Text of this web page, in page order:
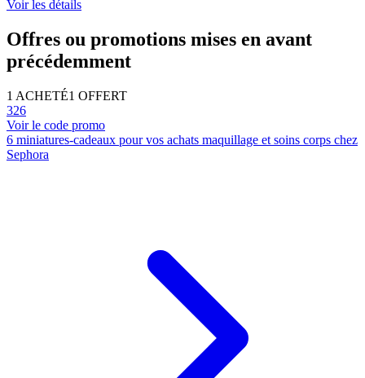
Voir les détails
Offres ou promotions mises en avant
précédemment
1 ACHETÉ1 OFFERT
326
Voir le code promo
6 miniatures-cadeaux pour vos achats maquillage et soins corps chez
Sephora